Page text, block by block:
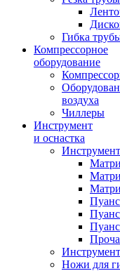
Гибка
Компрессорное
оборудование
воздуха
Чиллеры
Инструмент
и оснастка
Ножи для